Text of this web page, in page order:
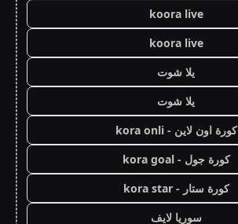
koora live
koora live
يلا شوت
يلا شوت
كورة اون لاين - kora onli
كورة جول - kora goal
كورة ستار - kora star
سوريا لايف